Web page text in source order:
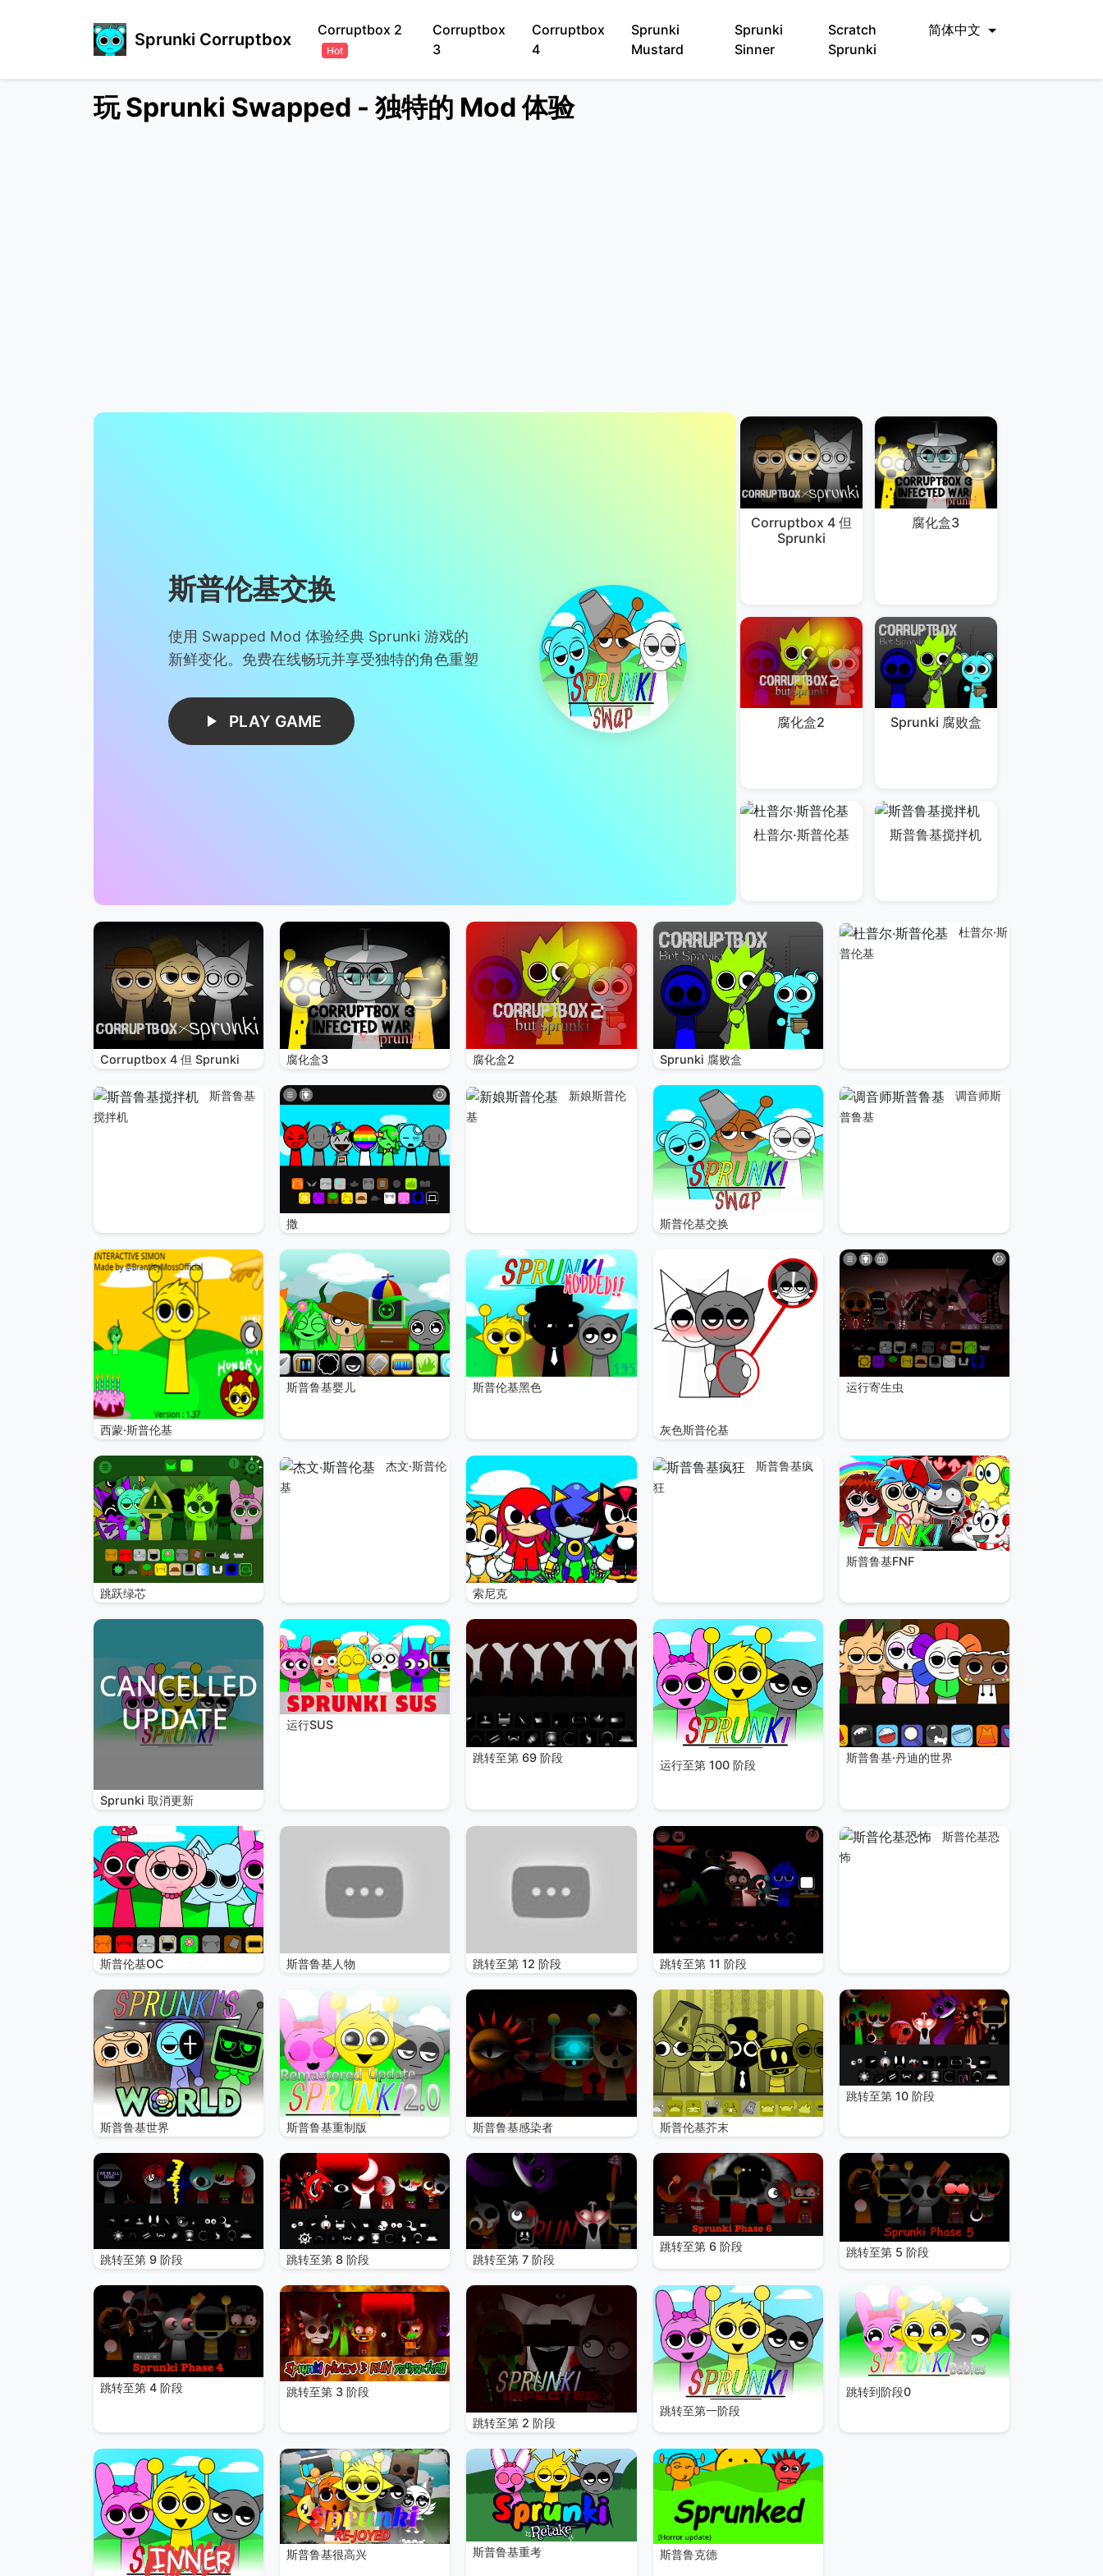
Sprunki Corruptbox Corruptbox 2
Hot
Corruptbox
3
Corruptbox
4
Sprunki
Mustard
Sprunki
Sinner
Scratch
Sprunki
简体中文
玩 Sprunki Swapped - 独特的 Mod 体验
斯普伦基交换
使用 Swapped Mod 体验经典 Sprunki 游戏的
新鲜变化。免费在线畅玩并享受独特的角色重塑
PLAY GAME
Corruptbox 4 但
Sprunki
腐化盒3
腐化盒2 Sprunki 腐败盒
杜普尔·斯普伦基 斯普鲁基搅拌机
Corruptbox 4 但 Sprunki 腐化盒3 腐化盒2 Sprunki 腐败盒
杜普尔·斯
普伦基
斯普鲁基
搅拌机
撒
新娘斯普伦
基
斯普伦基交换
调音师斯
普鲁基
西蒙·斯普伦基
斯普鲁基婴儿 斯普伦基黑色
灰色斯普伦基
运行寄生虫
跳跃绿芯
杰文·斯普伦
基
索尼克
斯普鲁基疯
狂
斯普鲁基FNF
Sprunki 取消更新
运行SUS
跳转至第 69 阶段
运行至第 100 阶段
斯普鲁基·丹迪的世界
斯普伦基OC 斯普鲁基人物 跳转至第 12 阶段 跳转至第 11 阶段
斯普伦基恐
怖
斯普鲁基世界 斯普鲁基重制版 斯普鲁基感染者 斯普伦基芥末
跳转至第 10 阶段
跳转至第 9 阶段 跳转至第 8 阶段 跳转至第 7 阶段
跳转至第 6 阶段 跳转至第 5 阶段
跳转至第 4 阶段 跳转至第 3 阶段
跳转至第 2 阶段
跳转至第一阶段
跳转到阶段0
斯普鲁基很高兴 斯普鲁基重考 斯普鲁克德